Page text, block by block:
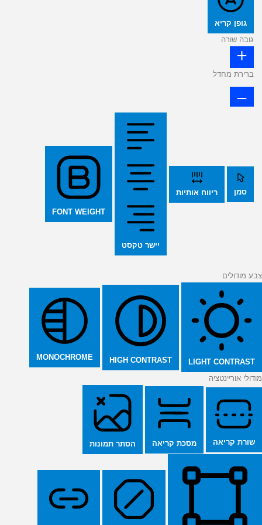
גופן קריא
גובה שורה
ברירת מחדל
סמן ריווח אותיות
יישר טקסט
FONT WEIGHT
צבע מודולים
LIGHT CONTRAST
HIGH CONTRAST
MONOCHROME
מודולי אוריינטציה
שורת קריאה מסכת קריאה הסתר תמונות